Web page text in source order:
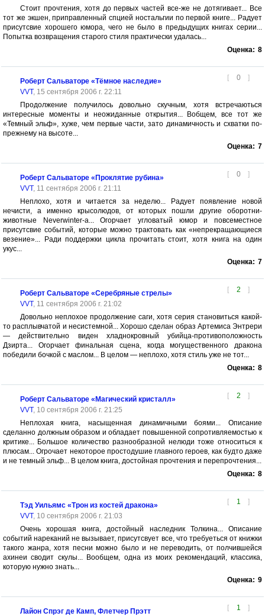
Стоит прочтения, хотя до первых частей все-же не дотягивает... Все
тот же экшен, приправленный спцией ностальгии по первой книге... Радует
присутсвие хорошего юмора, чего не было в предыдущих книгах серии...
Попытка возвращения старого стиля практически удалась...
Оценка: 8
[ 0 ]
Роберт Сальваторе «Тёмное наследие»
VVT, 15 сентября 2006 г. 22:11
Продолжение получилось довольно скучным, хотя встречаються
интересные моменты и неожиданные открытия... Вобщем, все тот же
«Темный эльф», хуже, чем первые части, зато динамичность и схватки по-
прежнему на высоте...
Оценка: 7
[ 0 ]
Роберт Сальваторе «Проклятие рубина»
VVT, 11 сентября 2006 г. 21:11
Неплохо, хотя и читается за неделю... Радует появление новой
нечисти, а именно крысолюдов, от которых пошли другие оборотни-
животные Neverwinter-а... Огорчает угловатый юмор и повсеместное
присутсвие событий, которые можно трактовать как «непрекращающиеся
везение»... Ради поддержки цикла прочитать стоит, хотя книга на один
укус...
Оценка: 7
[ 2 ]
Роберт Сальваторе «Серебряные стрелы»
VVT, 11 сентября 2006 г. 21:02
Довольно неплохое продолжение саги, хотя серия становиться какой-
то расплывчатой и несистемной... Хорошо сделан образ Артемиса Энтрери
— действительно виден хладнокровный убийца-противоположность
Дзирта... Огорчает финальная сцена, когда могущественного дракона
победили бочкой с маслом... В целом — неплохо, хотя стиль уже не тот...
Оценка: 8
[ 2 ]
Роберт Сальваторе «Магический кристалл»
VVT, 10 сентября 2006 г. 21:25
Неплохая книга, насыщенная динамичными боями... Описание
сделанно должным образом и обладает повышенной сопротивляемостью к
критике... Большое количество разнообразной нелюди тоже относиться к
плюсам... Огрочает некоторое простодушие главного героев, как будто даже
и не темный эльф... В целом книга, достойная прочтения и перепрочтения...
Оценка: 8
[ 1 ]
Тэд Уильямс «Трон из костей дракона»
VVT, 10 сентября 2006 г. 21:03
Очень хорошая книга, достойный наследник Толкина... Описание
событий нареканий не вызывает, присутсвует все, что требуеться от книжки
такого жанра, хотя песни можно было и не переводить, от полчившейся
ахинеи сводит скулы... Вообщем, одна из моих рекомендаций, классика,
которую нужно знать...
Оценка: 9
[ 1 ]
Лайон Спрэг де Камп, Флетчер Прэтт